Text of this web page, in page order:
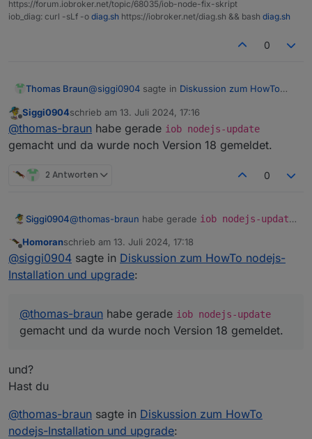
https://forum.iobroker.net/topic/68035/iob-node-fix-skript
iob_diag: curl -sLf -o diag.sh https://iobroker.net/diag.sh && bash diag.sh
0
Thomas Braun@siggi0904 sagte in Diskussion zum HowTo
wann wird eigentlich die recommended
version vom node-js auf Version 20
angehoben?
Seit ein paar Tagen ist das im js-controller6 drin.
You are running nodejs v22.4.1. Do you
Press <y> to continue or any other key
Offline
Siggi0904schrieb am 13. Juli 2024, 17:16
zuletzt editiert von
@thomas-braun habe gerade iob nodejs-update
gemacht und da wurde noch Version 18 gemeldet.
2 Antworten 0
Siggi0904@thomas-braun habe gerade iob nodejs-update
Offline
Homoranschrieb am 13. Juli 2024, 17:18
zuletzt editiert von
@siggi0904 sagte in Diskussion zum HowTo nodejs-
Installation und upgrade:
@thomas-braun habe gerade iob nodejs-update
gemacht und da wurde noch Version 18 gemeldet.
und?
Hast du
@thomas-braun sagte in Diskussion zum HowTo
nodejs-Installation und upgrade: